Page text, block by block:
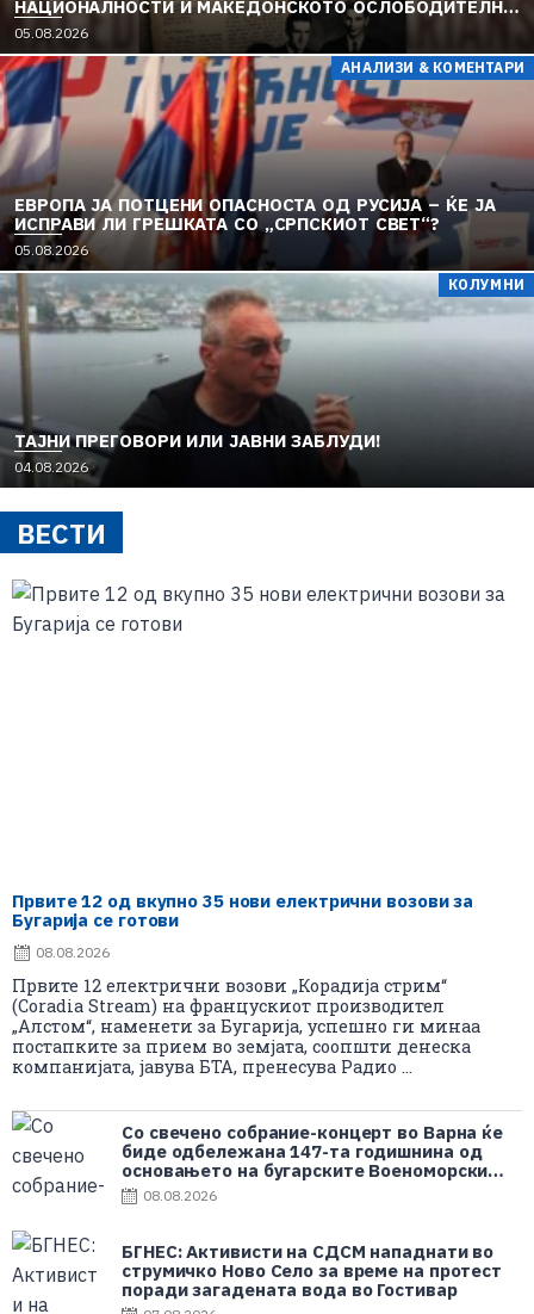
НАЦИОНАЛНОСТИ И МАКЕДОНСКОТО ОСЛОБОДИТЕЛНО
ДВИЖЕЊЕ (1949–1956) (2)
05.08.2026
АНАЛИЗИ & КОМЕНТАРИ
ЕВРОПА ЈА ПОТЦЕНИ ОПАСНОСТА ОД РУСИЈА – ЌЕ ЈА
ИСПРАВИ ЛИ ГРЕШКАТА СО „СРПСКИОТ СВЕТ“?
05.08.2026
КОЛУМНИ
TAЈНИ ПРЕГОВОРИ ИЛИ ЈАВНИ ЗАБЛУДИ!
04.08.2026
ВЕСТИ
Првите 12 од вкупно 35 нови електрични возови за
Бугарија се готови
08.08.2026
Првите 12 електрични возови „Корадија стрим“
(Coradia Stream) на францускиот производител
„Алстом“, наменети за Бугарија, успешно ги минаа
постапките за прием во земјата, соопшти денеска
компанијата, јавува БТА, пренесува Радио ...
Со свечено собрание-концерт во Варна ќе
биде одбележана 147-та годишнина од
основањето на бугарските Военоморски
сили08.08.2026
БГНЕС: Aктивисти на СДСМ нападнати во
струмичко Ново Село за време на протест
поради загадената вода во Гостивар